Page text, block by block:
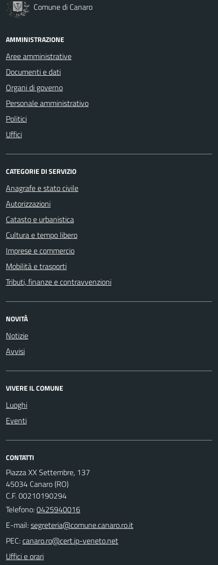
Comune di Canaro
AMMINISTRAZIONE
Aree amministrative
Documenti e dati
Organi di governo
Personale amministrativo
Politici
Uffici
CATEGORIE DI SERVIZIO
Anagrafe e stato civile
Autorizzazioni
Catasto e urbanistica
Cultura e tempo libero
Imprese e commercio
Mobilità e trasporti
Tributi, finanze e contravvenzioni
NOVITÀ
Notizie
Avvisi
VIVERE IL COMUNE
Luoghi
Eventi
CONTATTI
Piazza XX Settembre, 137
45034 Canaro (RO)
C.F. 00210190294
Telefono:0425940016
E-mail:
PEC:
Uffici e orari